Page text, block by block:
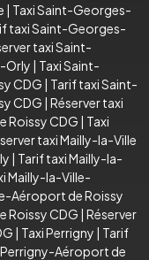
| Taxi Saint-Georges-
taxi Saint-Georges-
taxi Saint-
Orly | Taxi Saint-
CDG | Tarif taxi Saint-
CDG | Réserver taxi
Roissy CDG | Taxi
taxi Mailly-la-Ville
| Tarif taxi Mailly-la-
Mailly-la-Ville-
Aéroport de Roissy
Roissy CDG | Réserver
| Taxi Perrigny | Tarif
Perrigny-Aéroport de